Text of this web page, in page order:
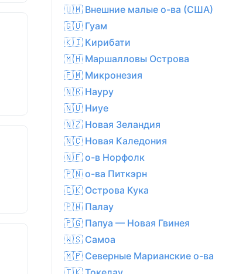
🇺🇲 Внешние малые о-ва (США)
🇬🇺 Гуам
🇰🇮 Кирибати
🇲🇭 Маршалловы Острова
🇫🇲 Микронезия
🇳🇷 Науру
🇳🇺 Ниуе
🇳🇿 Новая Зеландия
🇳🇨 Новая Каледония
🇳🇫 о-в Норфолк
🇵🇳 о-ва Питкэрн
🇨🇰 Острова Кука
🇵🇼 Палау
🇵🇬 Папуа — Новая Гвинея
🇼🇸 Самоа
🇲🇵 Северные Марианские о-ва